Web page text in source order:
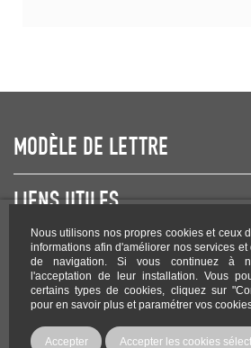
Nous utilisons nos propres cookies et ceux
informations afin d'améliorer nos services
de navigation. Si vous continuez à
l'acceptation de leur installation. Vous
certains types de cookies, cliquez sur
pour en savoir plus et paramétrer vos
Accepter Accepter les cookies
MODÈLE DE LETTRE
LIENS UTILES
NEWSLETTER